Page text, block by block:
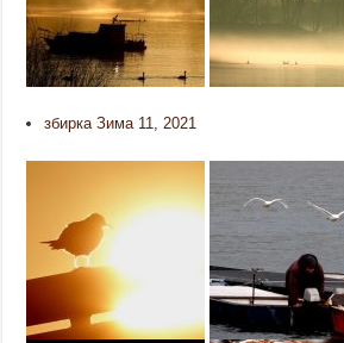
збирка Зима 11, 2021